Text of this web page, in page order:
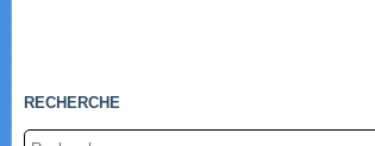
RECHERCHE